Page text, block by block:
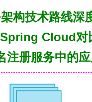
构技术路线深
Cloud对
注册服务中的